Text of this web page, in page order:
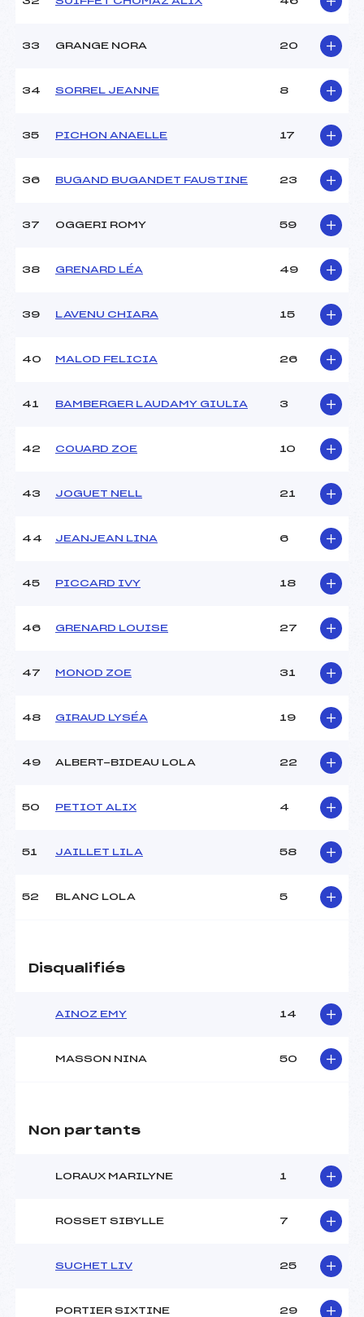
33 GRANGE NORA 20
34 SORREL JEANNE 8
35 PICHON ANAELLE 17
36 BUGAND BUGANDET FAUSTINE 23
37 OGGERI ROMY 59
38 GRENARD LÉA 49
39 LAVENU CHIARA 15
40 MALOD FELICIA 26
41 BAMBERGER LAUDAMY GIULIA 3
42 COUARD ZOE 10
43 JOGUET NELL 21
44 JEANJEAN LINA 6
45 PICCARD IVY 18
46 GRENARD LOUISE 27
47 MONOD ZOE 31
48 GIRAUD LYSÉA 19
49 ALBERT-BIDEAU LOLA 22
50 PETIOT ALIX 4
51 JAILLET LILA 58
52 BLANC LOLA 5
Disqualifiés
AINOZ EMY 14
MASSON NINA 50
Non partants
LORAUX MARILYNE 1
ROSSET SIBYLLE 7
SUCHET LIV 25
PORTIER SIXTINE 29